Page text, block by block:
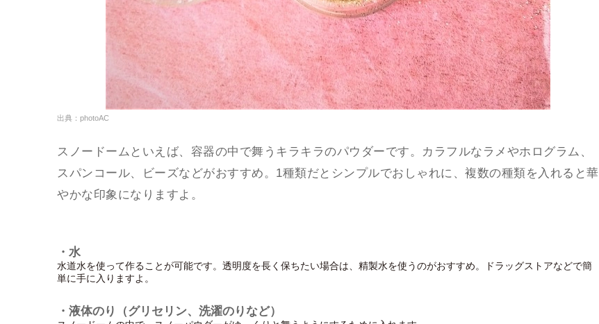
出典：photoAC
スノードームといえば、容器の中で舞うキラキラのパウダーです。カラフルなラメやホログラム、
スパンコール、ビーズなどがおすすめ。1種類だとシンプルでおしゃれに、複数の種類を入れると華
やかな印象になりますよ。
・水
水道水を使って作ることが可能です。透明度を長く保ちたい場合は、精製水を使うのがおすすめ。ドラッグストアなどで簡
単に手に入りますよ。
・液体のり（グリセリン、洗濯のりなど）